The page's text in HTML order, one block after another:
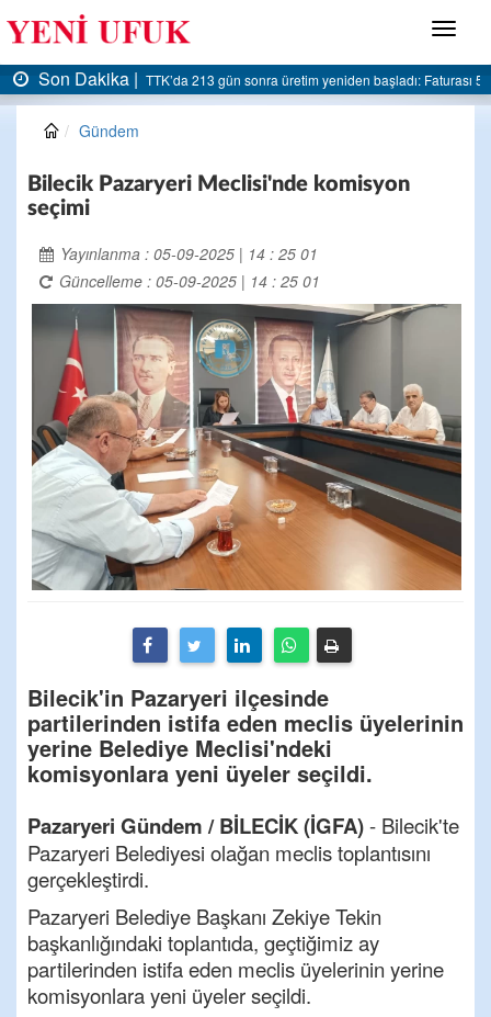
Menü
Faturası 5 milyar liraya dayandı
Son Dakika |AK Parti Ereğli İlçe Başkanlığı’ndan
Gündem
Bilecik Pazaryeri Meclisi'nde komisyon
seçimi
Yayınlanma : 05-09-2025 | 14 : 25 01
Güncelleme : 05-09-2025 | 14 : 25 01
Bilecik'in Pazaryeri ilçesinde
partilerinden istifa eden meclis üyelerinin
yerine Belediye Meclisi'ndeki
komisyonlara yeni üyeler seçildi.
Pazaryeri Gündem / BİLECİK (İGFA)- Bilecik'te
Pazaryeri Belediyesi olağan meclis toplantısını
gerçekleştirdi.
Pazaryeri Belediye Başkanı Zekiye Tekin
başkanlığındaki toplantıda, geçtiğimiz ay
partilerinden istifa eden meclis üyelerinin yerine
komisyonlara yeni üyeler seçildi.